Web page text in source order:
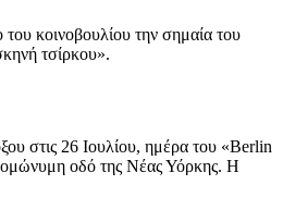
κοινοβουλίου την σημαία του
τσίρκου».
στις 26 Ιουλίου, ημέρα του «Berlin
ομώνυμη οδό της Νέας Υόρκης. Η